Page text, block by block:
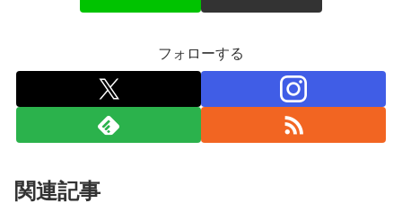
フォローする
関連記事